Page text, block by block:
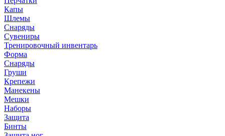
Капы
Шлемы
Снаряды
Сувениры
Тренировочный инвентарь
Форма
Снаряды
Груши
Крепежи
Манекены
Мешки
Наборы
Защита
Бинты